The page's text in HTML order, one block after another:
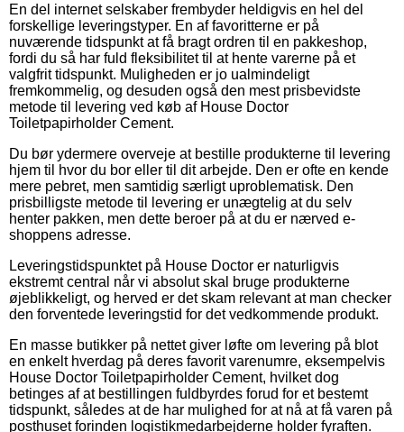
En del internet selskaber frembyder heldigvis en hel del
forskellige leveringstyper. En af favoritterne er på
nuværende tidspunkt at få bragt ordren til en pakkeshop,
fordi du så har fuld fleksibilitet til at hente varerne på et
valgfrit tidspunkt. Muligheden er jo ualmindeligt
fremkommelig, og desuden også den mest prisbevidste
metode til levering ved køb af House Doctor
Toiletpapirholder Cement.
Du bør ydermere overveje at bestille produkterne til levering
hjem til hvor du bor eller til dit arbejde. Den er ofte en kende
mere pebret, men samtidig særligt uproblematisk. Den
prisbilligste metode til levering er unægtelig at du selv
henter pakken, men dette beroer på at du er nærved e-
shoppens adresse.
Leveringstidspunktet på House Doctor er naturligvis
ekstremt central når vi absolut skal bruge produkterne
øjeblikkeligt, og herved er det skam relevant at man checker
den forventede leveringstid for det vedkommende produkt.
En masse butikker på nettet giver løfte om levering på blot
en enkelt hverdag på deres favorit varenumre, eksempelvis
House Doctor Toiletpapirholder Cement, hvilket dog
betinges af at bestillingen fuldbyrdes forud for et bestemt
tidspunkt, således at de har mulighed for at nå at få varen på
posthuset forinden logistikmedarbejderne holder fyraften.